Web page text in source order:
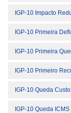
IGP-10 Impacto
IGP-10 Primeira
IGP-10 Primeira
IGP-10 Primeiro
IGP-10 Queda
IGP-10 Queda ICMS